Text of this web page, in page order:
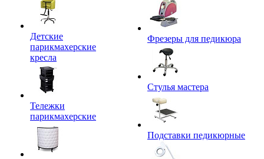
Детские
парикмахерские
кресла
Тележки
парикмахерские
Фрезеры для педикюра
Стулья мастера
Подставки педикюрные